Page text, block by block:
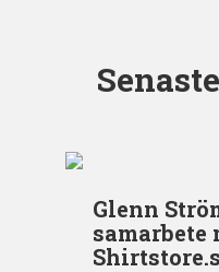
Glenn
samarbete